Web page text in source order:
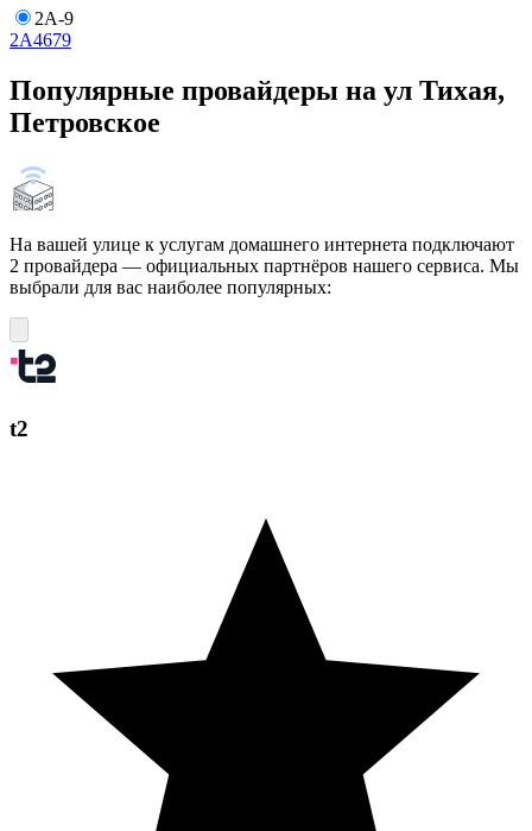
2А-9
2А4679
Популярные провайдеры на ул Тихая,
Петровское
На вашей улице к услугам домашнего интернета подключают
2 провайдера — официальных партнёров нашего сервиса. Мы
выбрали для вас наиболее популярных:
t2